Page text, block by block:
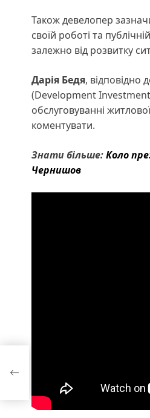
Також девелопер
своїй роботі та
залежно від розвитку
Дарія Бедя, відповідно
(Development Investment
обслуговуванні
коментувати.
Знати більше:Коло
Чернишов